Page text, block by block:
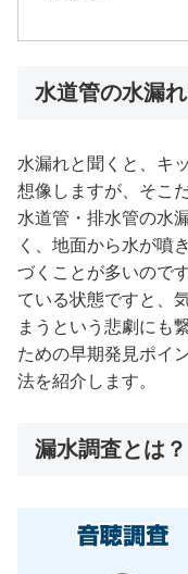
水道管の水漏
水漏れと聞くと、キ
想像しますが、そこ
水道管・排水管の水
く、地面から水が噴
づくことが多いので
ている状態ですと、
まうという悲劇にも
ための早期発見ポイ
法を紹介します。
漏水調査とは？